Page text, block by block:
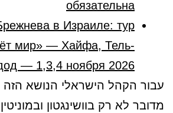
обязательна
в Израиле: тур
мир» — Хайфа, Тель-
— 1,3,4 ноября 2026
עבור הקהל הישראלי הנושא הזה
מדובר לא רק בוושינגטון